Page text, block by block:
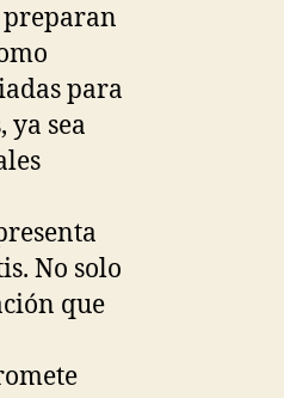
preparan
para
ya sea
No solo
que